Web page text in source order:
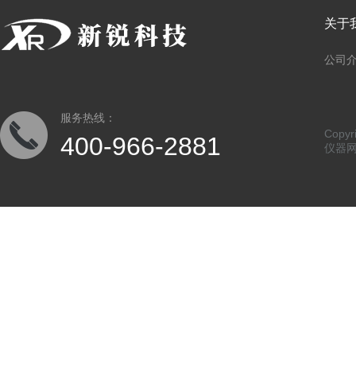
服务热线：
400-966-2881
关于
公司
仪器